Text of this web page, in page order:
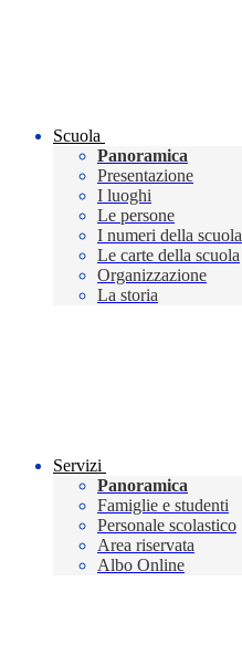
Scuola
Panoramica
Presentazione
I luoghi
Le persone
I numeri della scuola
Le carte della scuola
Organizzazione
La storia
Servizi
Panoramica
Famiglie e studenti
Personale scolastico
Area riservata
Albo Online